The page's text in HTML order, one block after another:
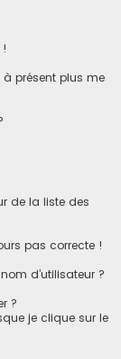
présent plus me
de la liste des
pas correcte !
d’utilisateur ?
?
je clique sur le